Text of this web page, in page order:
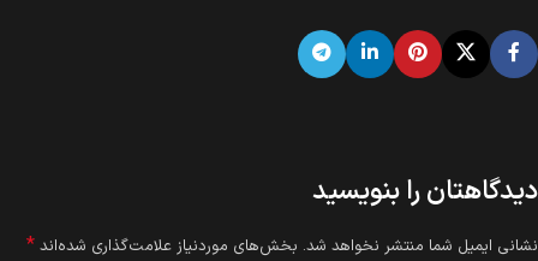
دیدگاهتان را بنویسید
نشانی ایمیل شما منتشر نخواهد شد. بخش‌های موردنیاز علامت‌گذاری شده‌اند *